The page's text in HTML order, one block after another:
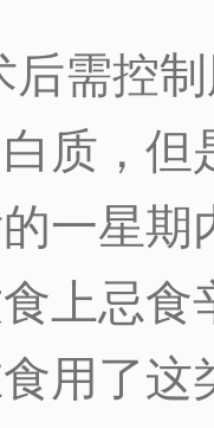
控制
质，但
一星期
上忌食
用了这